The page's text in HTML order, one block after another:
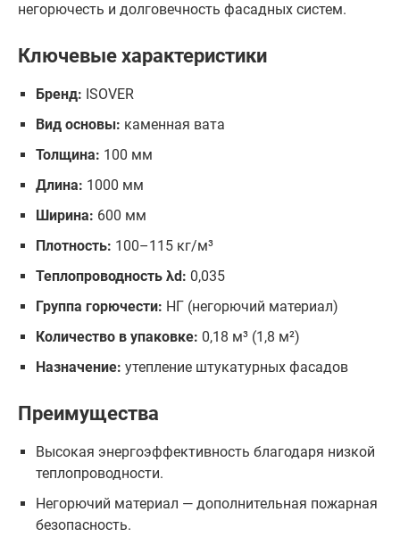
негорючесть и долговечность фасадных систем.
Ключевые характеристики
Бренд: ISOVER
Вид основы: каменная вата
Толщина: 100 мм
Длина: 1000 мм
Ширина: 600 мм
Плотность: 100–115 кг/м³
Теплопроводность λd: 0,035
Группа горючести: НГ (негорючий материал)
Количество в упаковке: 0,18 м³ (1,8 м²)
Назначение: утепление штукатурных фасадов
Преимущества
Высокая энергоэффективность благодаря низкой
теплопроводности.
Негорючий материал — дополнительная пожарная
безопасность.